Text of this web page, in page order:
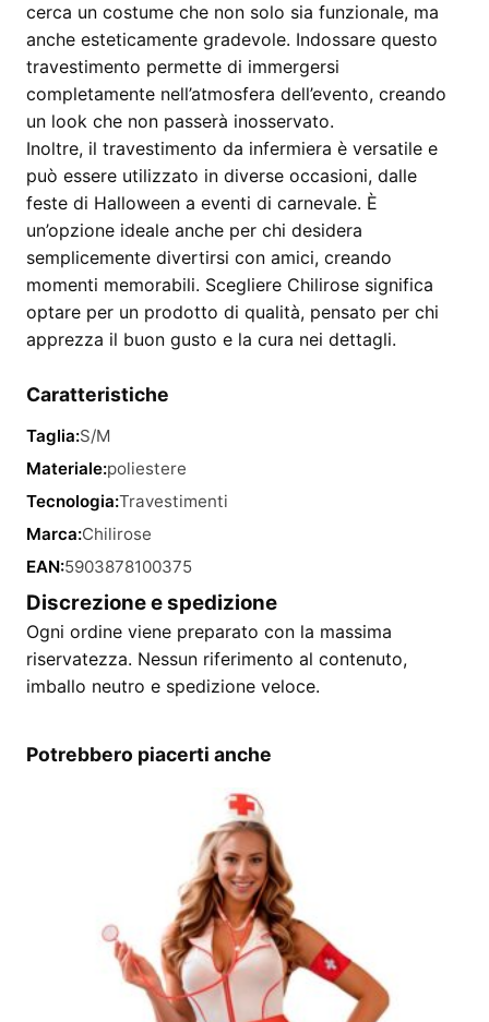
cerca un costume che non solo sia funzionale, ma
anche esteticamente gradevole. Indossare questo
travestimento permette di immergersi
completamente nell’atmosfera dell’evento, creando
un look che non passerà inosservato.
Inoltre, il travestimento da infermiera è versatile e
può essere utilizzato in diverse occasioni, dalle
feste di Halloween a eventi di carnevale. È
un’opzione ideale anche per chi desidera
semplicemente divertirsi con amici, creando
momenti memorabili. Scegliere Chilirose significa
optare per un prodotto di qualità, pensato per chi
apprezza il buon gusto e la cura nei dettagli.
Caratteristiche
Taglia:S/M
Materiale:poliestere
Tecnologia:Travestimenti
Marca:Chilirose
EAN:5903878100375
Discrezione e spedizione
Ogni ordine viene preparato con la massima
riservatezza. Nessun riferimento al contenuto,
imballo neutro e spedizione veloce.
Potrebbero piacerti anche